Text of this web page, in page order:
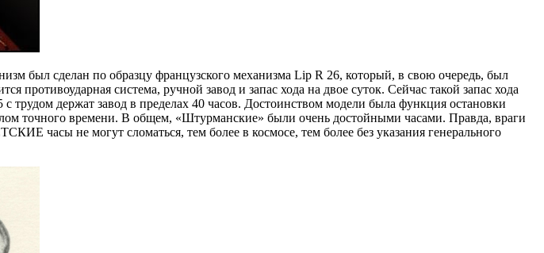
был сделан по образцу французского механизма Lip R 26, который, в свою очередь, был
система, ручной завод и запас хода на двое суток. Сейчас такой запас хода
держат завод в пределах 40 часов. Достоинством модели была функция остановки
точного времени. В общем, «Штурманские» были очень достойными часами. Правда, враги
часы не могут сломаться, тем более в космосе, тем более без указания генерального